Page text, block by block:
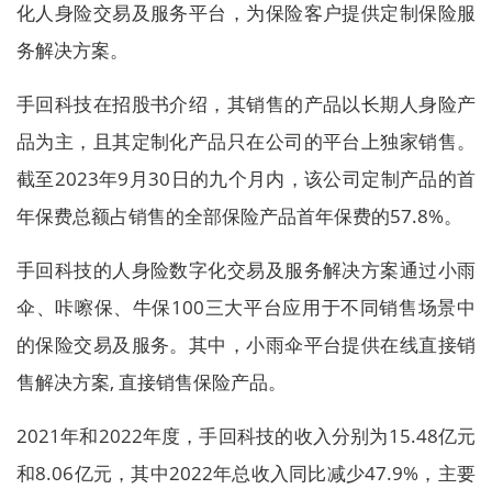
化人身险交易及服务平台，为保险客户提供定制保险服
务解决方案。
手回科技在招股书介绍，其销售的产品以长期人身险产
品为主，且其定制化产品只在公司的平台上独家销售。
截至2023年9月30日的九个月内，该公司定制产品的首
年保费总额占销售的全部保险产品首年保费的57.8%。
手回科技的人身险数字化交易及服务解决方案通过小雨
伞、咔嚓保、牛保100三大平台应用于不同销售场景中
的保险交易及服务。其中，小雨伞平台提供在线直接销
售解决方案, 直接销售保险产品。
2021年和2022年度，手回科技的收入分别为15.48亿元
和8.06亿元，其中2022年总收入同比减少47.9%，主要